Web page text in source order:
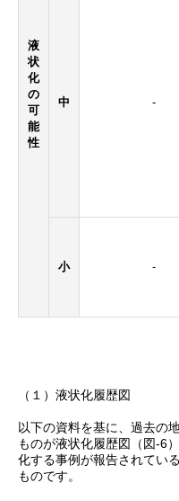
液
状
化
の
可
能
性
中 -
小 -
（１）液状化履歴図
以下の資料を基に、過去の
ものが液状化履歴図（図-6
化する事例が報告されてい
ものです。